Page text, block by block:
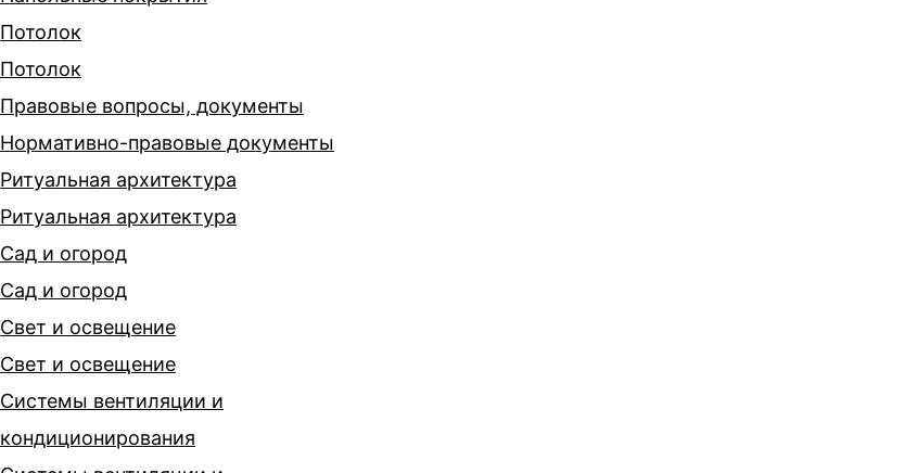
Потолок
Потолок
Правовые вопросы, документы
Нормативно-правовые документы
Ритуальная архитектура
Ритуальная архитектура
Сад и огород
Сад и огород
Свет и освещение
Свет и освещение
Системы вентиляции и
кондиционирования